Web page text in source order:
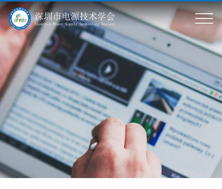
关于我们
学会简介
学会章程
组织架构
标准信息
标准动态
政策动态
会员服务
会员风采
专题活动